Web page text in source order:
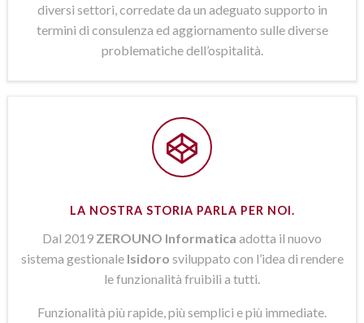
diversi settori, corredate da un adeguato supporto in
termini di consulenza ed aggiornamento sulle diverse
problematiche dell’ospitalità.
LA NOSTRA STORIA PARLA PER NOI.
Dal 2019 ZEROUNO Informatica adotta il nuovo
sistema gestionale Isidoro sviluppato con l’idea di rendere
le funzionalità fruibili a tutti.
Funzionalità più rapide, più semplici e più immediate.